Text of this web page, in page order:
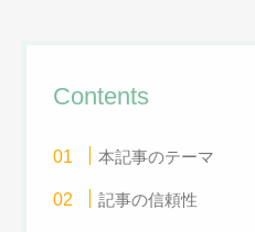
Contents
本記事のテーマ
記事の信頼性